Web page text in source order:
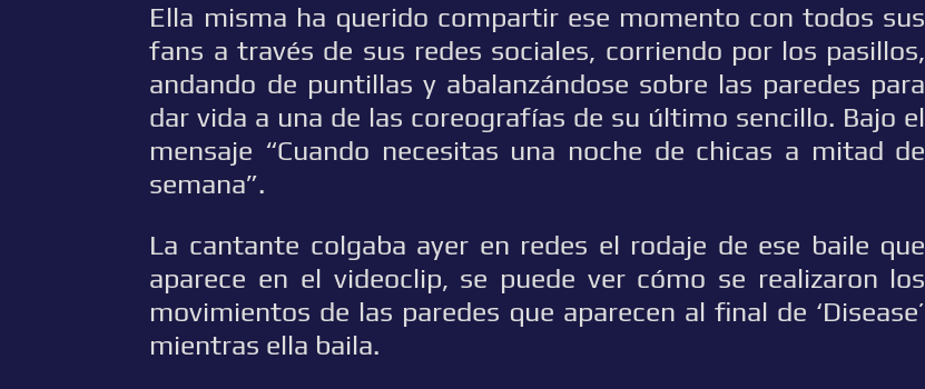
Ella misma ha querido compartir ese momento con todos sus
fans a través de sus redes sociales, corriendo por los pasillos,
andando de puntillas y abalanzándose sobre las paredes para
dar vida a una de las coreografías de su último sencillo. Bajo el
mensaje “Cuando necesitas una noche de chicas a mitad de
semana”.
La cantante colgaba ayer en redes el rodaje de ese baile que
aparece en el videoclip, se puede ver cómo se realizaron los
movimientos de las paredes que aparecen al final de ‘Disease’
mientras ella baila.